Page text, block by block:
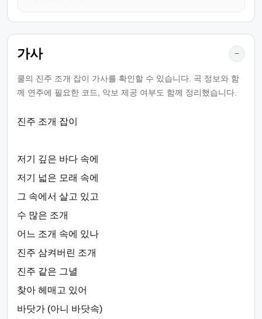
가사 −
쿨의 진주 조개 잡이 가사를 확인할 수 있습니다. 곡 정보와 함
께 연주에 필요한 코드, 악보 제공 여부도 함께 정리했습니다.
진주 조개 잡이
저기 깊은 바다 속에
저기 넓은 모래 속에
그 속에서 살고 있고
수 많은 조개
어느 조개 속에 있나
진주 삼켜버린 조개
진주 같은 그녈
찾아 헤매고 있어
바닷가 (아니 바닷속)